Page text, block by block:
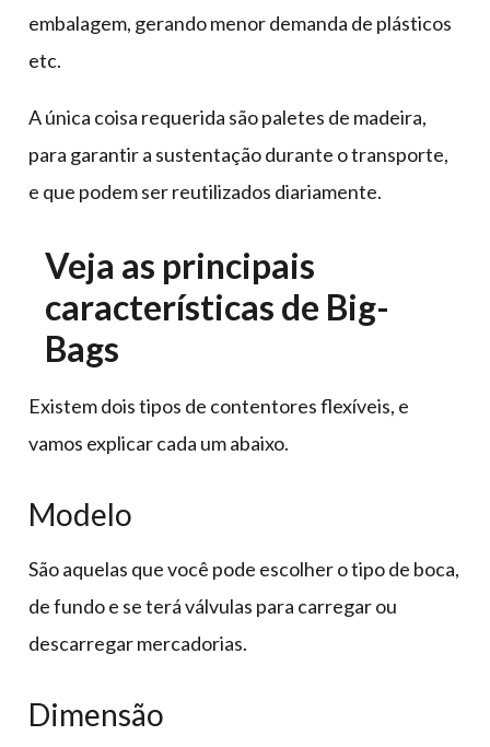
embalagem, gerando menor demanda de plásticos
etc.
A única coisa requerida são paletes de madeira,
para garantir a sustentação durante o transporte,
e que podem ser reutilizados diariamente.
Veja as principais
características de Big-
Bags
Existem dois tipos de contentores flexíveis, e
vamos explicar cada um abaixo.
Modelo
São aquelas que você pode escolher o tipo de boca,
de fundo e se terá válvulas para carregar ou
descarregar mercadorias.
Dimensão